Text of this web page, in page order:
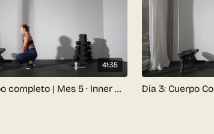
las encontrás en la descripción de cada video
miráeste video.
41:35
Día 2: Cuerpo completo | Mes 5 · Inner Method 2.0 Home